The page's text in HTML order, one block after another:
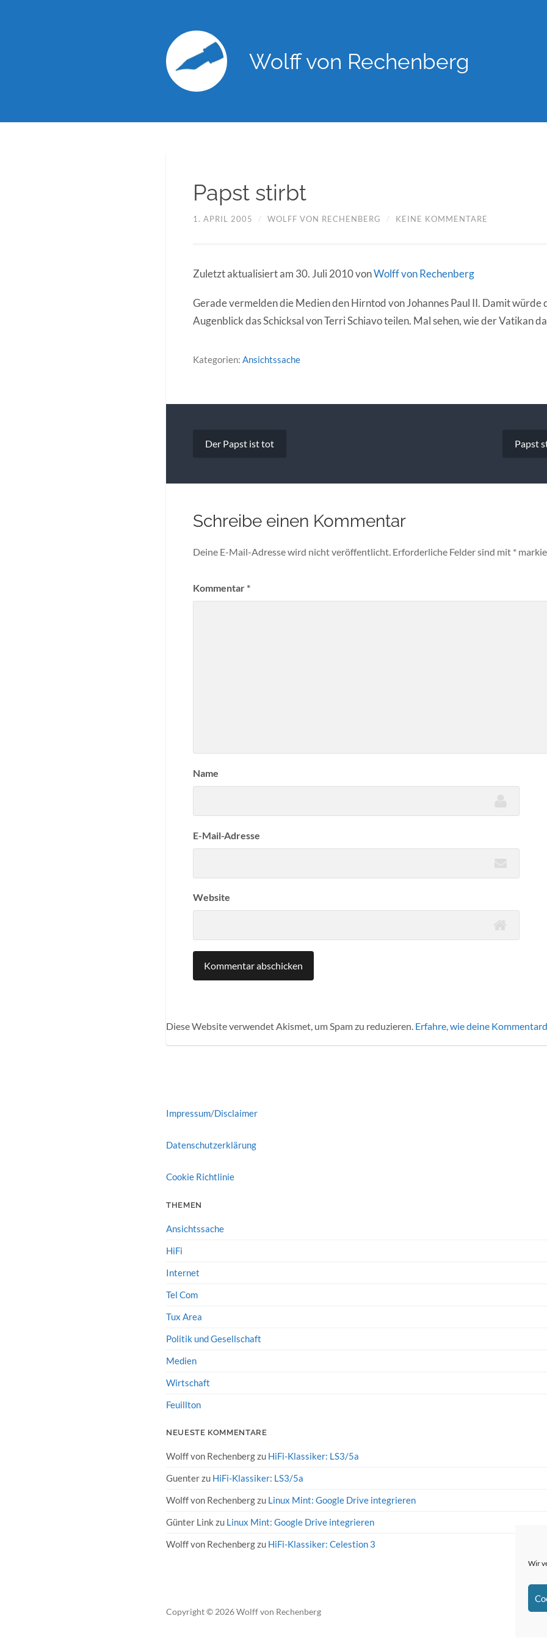
Wir
Wolff von Rechenberg
Papst stirbt
1. APRIL 2005 / WOLFF VON RECHENBERG / KEINE KOMMENTARE
Zuletzt aktualisiert am 30. Juli 2010 vonWolff von Rechenberg
Gerade vermelden die Medien den Hirntod von Johannes Paul II. Damit würde
Augenblick das Schicksal von Terri Schiavo teilen. Mal sehen, wie der Vatikan
Kategorien: Ansichtssache
Der Papst ist tot Papst
Schreibe einen Kommentar
Deine E-Mail-Adresse wird nicht veröffentlicht. Erforderliche Felder sind mit *
Kommentar*
Name
E-Mail-Adresse
Website
Diese Website verwendet Akismet, um Spam zu reduzieren. Erfahre, wie deine
Impressum/Disclaimer
Datenschutzerklärung
Cookie Richtlinie
THEMEN
Ansichtssache
HiFi
Internet
Tel Com
Tux Area
Politik und Gesellschaft
Medien
Wirtschaft
Feuillton
NEUESTE KOMMENTARE
Wolff von Rechenbergzu HiFi-Klassiker: LS3/5a
Guenterzu HiFi-Klassiker: LS3/5a
Wolff von Rechenbergzu Linux Mint: Google Drive integrieren
Günter Link zu Linux Mint: Google Drive integrieren
Wolff von Rechenbergzu HiFi-Klassiker: Celestion 3
Copyright© 2026Wolff von Rechenberg